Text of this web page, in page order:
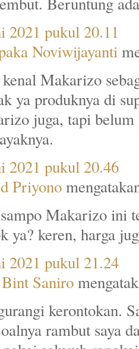
2021 pukul 20.11
Noviwijayanti
Makarizo
ya produknya di
juga, tapi belum
2021 pukul 20.46
Priyono
Makarizo ini
ya? keren, harga
2021 pukul 21.24
Saniro
kerontokan.
rambut saya